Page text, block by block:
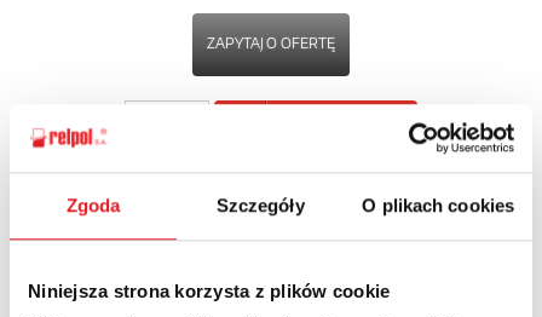
Zgoda Szczegóły O plikach cookies
Niniejsza strona korzysta z plików cookie
ZAPYTAJ O OFERTĘ
POWRÓT